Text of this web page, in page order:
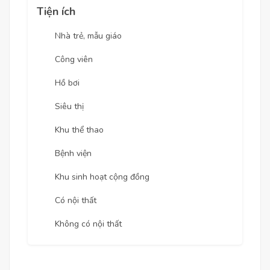
Tiện ích
Nhà trẻ, mẫu giáo
Công viên
Hồ bơi
Siêu thị
Khu thể thao
Bệnh viện
Khu sinh hoạt cộng đồng
Có nội thất
Không có nội thất